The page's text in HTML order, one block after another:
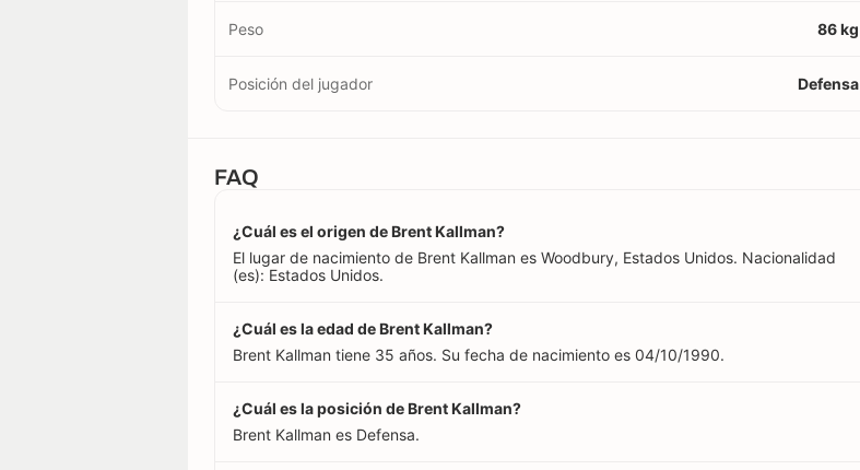
Peso 86 kg
Posición del jugador Defensa
FAQ
¿Cuál es el origen de Brent Kallman?
El lugar de nacimiento de Brent Kallman es Woodbury, Estados Unidos. Nacionalidad
(es): Estados Unidos.
¿Cuál es la edad de Brent Kallman?
Brent Kallman tiene 35 años. Su fecha de nacimiento es 04/10/1990.
¿Cuál es la posición de Brent Kallman?
Brent Kallman es Defensa.